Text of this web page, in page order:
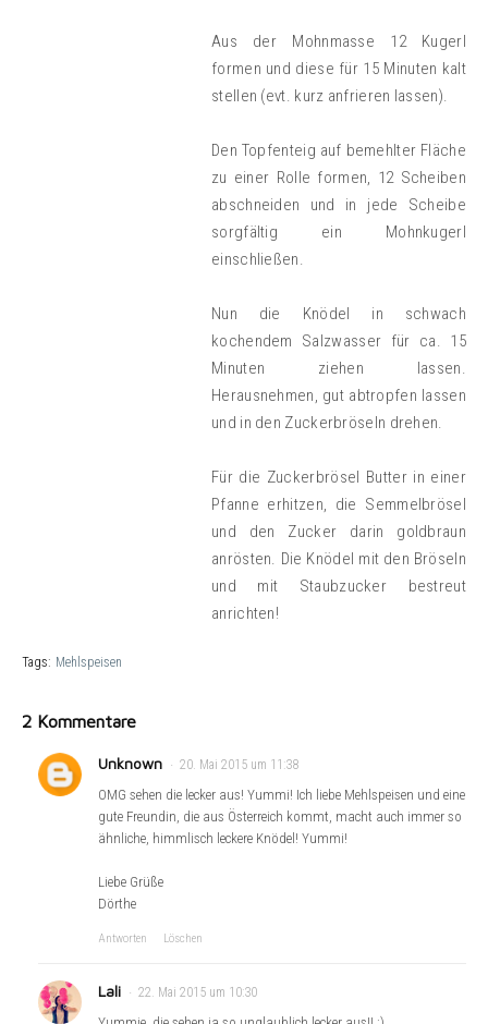
Aus der Mohnmasse 12 Kugerl
formen und diese für 15 Minuten kalt
stellen (evt. kurz anfrieren lassen).
Den Topfenteig auf bemehlter Fläche
zu einer Rolle formen, 12 Scheiben
abschneiden und in jede Scheibe
sorgfältig ein Mohnkugerl
einschließen.
Nun die Knödel in schwach
kochendem Salzwasser für ca. 15
Minuten ziehen lassen.
Herausnehmen, gut abtropfen lassen
und in den Zuckerbröseln drehen.
Für die Zuckerbrösel Butter in einer
Pfanne erhitzen, die Semmelbrösel
und den Zucker darin goldbraun
anrösten. Die Knödel mit den Bröseln
und mit Staubzucker bestreut
anrichten!
Tags: Mehlspeisen
2 Kommentare
Unknown 20. Mai 2015 um 11:38
OMG sehen die lecker aus! Yummi! Ich liebe Mehlspeisen und eine
gute Freundin, die aus Österreich kommt, macht auch immer so
ähnliche, himmlisch leckere Knödel! Yummi!
Liebe Grüße
Dörthe
Antworten Löschen
Lali 22. Mai 2015 um 10:30